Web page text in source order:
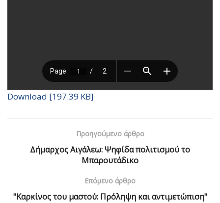
Download [197.39 KB]
Προηγούμενο άρθρο
Δήμαρχος Αιγάλεω: Ψηφίδα πολιτισμού το
Μπαρουτάδικο
Επόμενο άρθρο
"Καρκίνος του μαστού: Πρόληψη και αντιμετώπιση"